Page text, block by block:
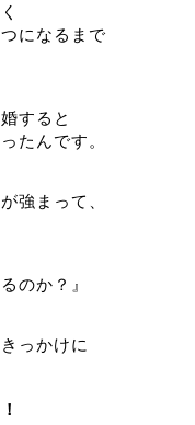
になるまで
すると
たんです。
強まって、
のか？』
っかけに